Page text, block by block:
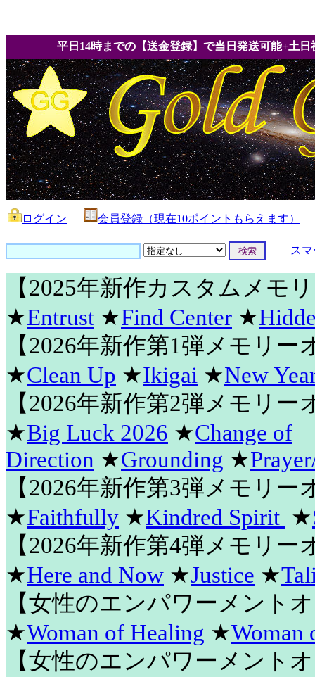
平日14時までの【送金登録】で当日発送可能+土日
ログイン 会員登録（現在10ポイントもらえます）
ス
【2025年新作カスタムメモ
★Entrust ★Find Center ★
【2026年新作第1弾メモリー
★Clean Up ★Ikigai ★New
【2026年新作第2弾メモリー
★Big Luck 2026 ★Change of
Direction ★Grounding ★
【2026年新作第3弾メモリー
★Faithfully ★Kindred Spirit ★
【2026年新作第4弾メモリー
★Here and Now ★Justice ★
【女性のエンパワーメント
★Woman of Healing ★Woman
【女性のエンパワーメント